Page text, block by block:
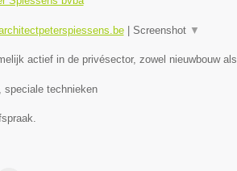
| Screenshot ▼
actief in de privésector, zowel nieuwbouw als
speciale technieken